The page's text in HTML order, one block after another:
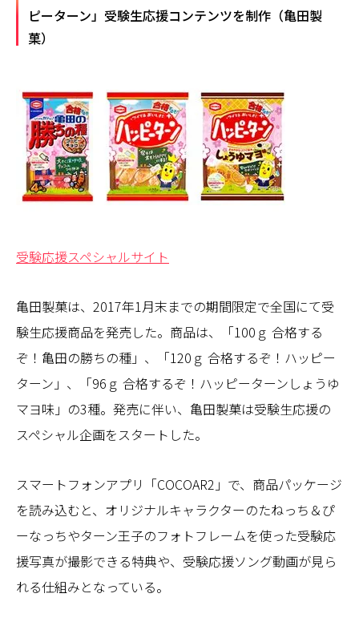
ピーターン」受験生応援コンテンツを制作（亀田製
菓）
受験応援スペシャルサイト
亀田製菓は、2017年1月末までの期間限定で全国にて受
験生応援商品を発売した。商品は、「100ｇ 合格する
ぞ！亀田の勝ちの種」、「120ｇ 合格するぞ！ハッピー
ターン」、「96ｇ 合格するぞ！ハッピーターンしょうゆ
マヨ味」の3種。発売に伴い、亀田製菓は受験生応援の
スペシャル企画をスタートした。
スマートフォンアプリ「COCOAR2」で、商品パッケージ
を読み込むと、オリジナルキャラクターのたねっち＆ぴ
ーなっちやターン王子のフォトフレームを使った受験応
援写真が撮影できる特典や、受験応援ソング動画が見ら
れる仕組みとなっている。